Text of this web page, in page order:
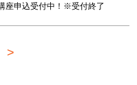
座申込受付中！※受付終了
>